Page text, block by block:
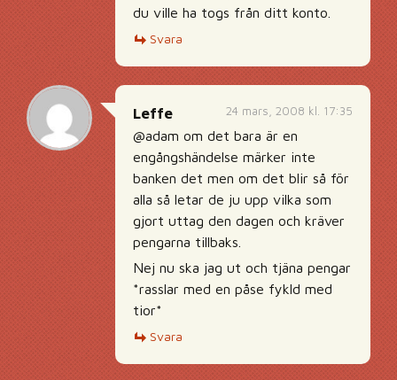
du ville ha togs från ditt konto.
Svara
24 mars, 2008 kl. 17:35
Leffe
@adam om det bara är en
engångshändelse märker inte
banken det men om det blir så för
alla så letar de ju upp vilka som
gjort uttag den dagen och kräver
pengarna tillbaks.
Nej nu ska jag ut och tjäna pengar
*rasslar med en påse fykld med
tior*
Svara